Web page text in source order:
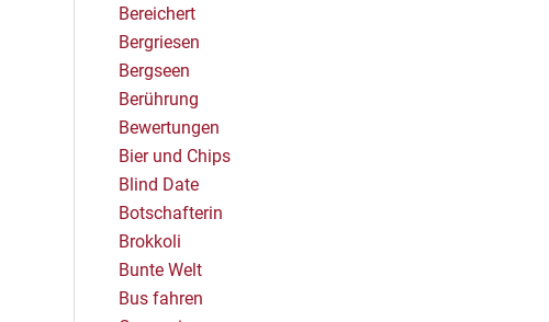
Bereichert
Bergriesen
Bergseen
Berührung
Bewertungen
Bier und Chips
Blind Date
Botschafterin
Brokkoli
Bunte Welt
Bus fahren